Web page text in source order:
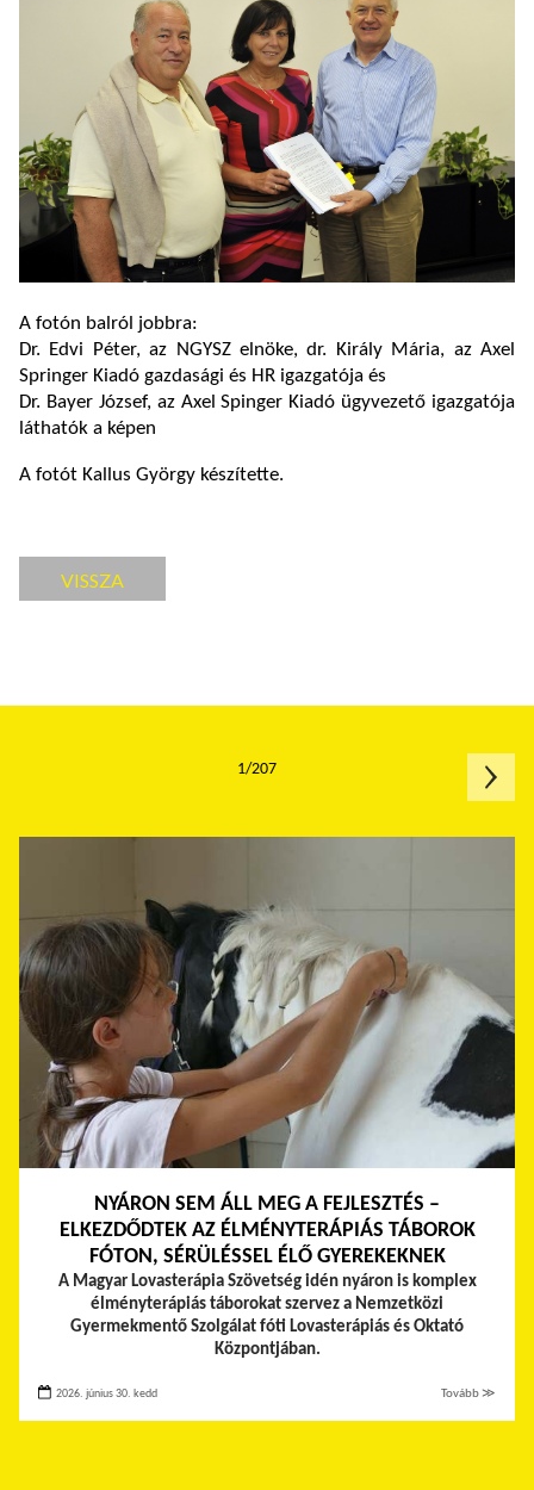
A fotón balról jobbra:
Dr. Edvi Péter, az NGYSZ elnöke, dr. Király Mária, az Axel
Springer Kiadó gazdasági és HR igazgatója és
Dr. Bayer József, az Axel Spinger Kiadó ügyvezető igazgatója
láthatók a képen
A fotót Kallus György készítette.
VISSZA
NYÁRON SEM ÁLL MEG A FEJLESZTÉS –
ELKEZDŐDTEK AZ ÉLMÉNYTERÁPIÁS TÁBOROK
FÓTON, SÉRÜLÉSSEL ÉLŐ GYEREKEKNEK
A Magyar Lovasterápia Szövetség idén nyáron is komplex
élményterápiás táborokat szervez a Nemzetközi
Gyermekmentő Szolgálat fóti Lovasterápiás és Oktató
Központjában.
2026. június 30. kedd Tovább ≫
1/207